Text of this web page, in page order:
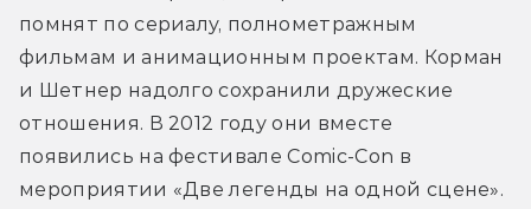
помнят по сериалу, полнометражным
фильмам и анимационным проектам. Корман
и Шетнер надолго сохранили дружеские
отношения. В 2012 году они вместе
появились на фестивале Comic-Con в
мероприятии «Две легенды на одной сцене».